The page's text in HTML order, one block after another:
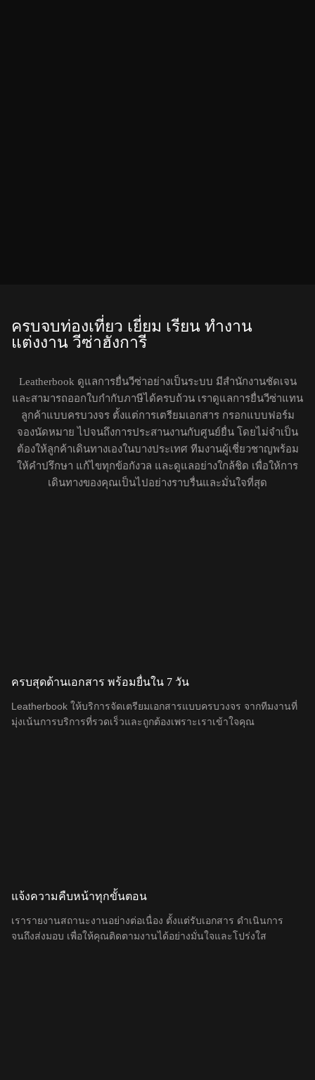
ครบจบท่องเที่ยว เยี่ยม เรียน ทำงาน
แต่งงาน วีซ่าฮังการี
Leatherbook ดูแลการยื่นวีซ่าอย่างเป็นระบบ มีสำนักงานชัดเจน
และสามารถออกใบกำกับภาษีได้ครบถ้วน เราดูแลการยื่นวีซ่าแทน
ลูกค้าแบบครบวงจร ตั้งแต่การเตรียมเอกสาร กรอกแบบฟอร์ม
จองนัดหมาย ไปจนถึงการประสานงานกับศูนย์ยื่น โดยไม่จำเป็น
ต้องให้ลูกค้าเดินทางเองในบางประเทศ ทีมงานผู้เชี่ยวชาญพร้อม
ให้คำปรึกษา แก้ไขทุกข้อกังวล และดูแลอย่างใกล้ชิด เพื่อให้การ
เดินทางของคุณเป็นไปอย่างราบรื่นและมั่นใจที่สุด
ครบสุดด้านเอกสาร พร้อมยื่นใน 7 วัน
Leatherbook ให้บริการจัดเตรียมเอกสารแบบครบวงจร จากทีมงานที่
มุ่งเน้นการบริการที่รวดเร็วและถูกต้องเพราะเราเข้าใจคุณ
แจ้งความคืบหน้าทุกขั้นตอน
เรารายงานสถานะงานอย่างต่อเนื่อง ตั้งแต่รับเอกสาร ดำเนินการ
จนถึงส่งมอบ เพื่อให้คุณติดตามงานได้อย่างมั่นใจและโปร่งใส